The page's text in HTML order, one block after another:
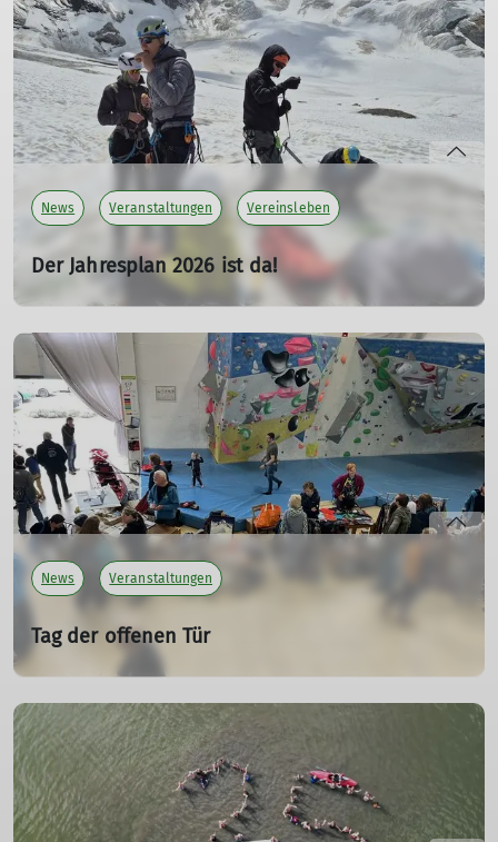
News Veranstaltungen Vereinsleben
Der Jahresplan 2026 ist da!
08.01.2026
mehr erfahren
News Veranstaltungen
Tag der offenen Tür
Viele Besucher zur 1. Auflage
mehr erfahren